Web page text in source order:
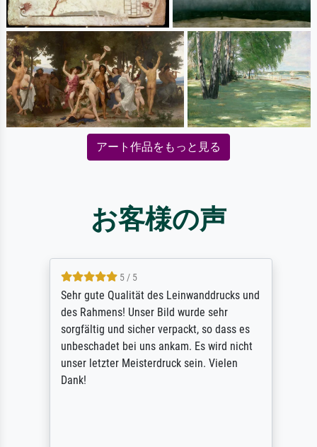
アート作品をもっと見る
お客様の声
5 / 5
Sehr gute Qualität des Leinwanddrucks und
des Rahmens! Unser Bild wurde sehr
sorgfältig und sicher verpackt, so dass es
unbeschadet bei uns ankam. Es wird nicht
unser letzter Meisterdruck sein. Vielen
Dank!